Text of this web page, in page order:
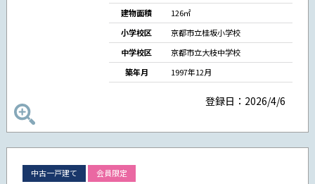
建物面積
126㎡
小学校区
京都市立桂坂小学校
中学校区
京都市立大枝中学校
築年月
1997年12月
登録日：2026/4/6
中古一戸建て 会員限定